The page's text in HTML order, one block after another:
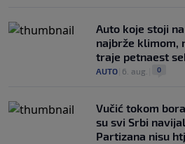
Auto koje stoji
najbrže klimom,
traje petnaest
AUTO 6. aug. 0
Vučić tokom
su svi Srbi
Partizana nisu